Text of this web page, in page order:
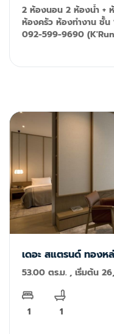
2 ห้องนอน 2 ห้องน้ำ +
ห้องครัว ห้องทำงาน ชั้น 19+ พ
092-599-9690
เดอะ สแตรนด์ ทองห
53.00 ตร.ม. , เริ่มต้น
1 1